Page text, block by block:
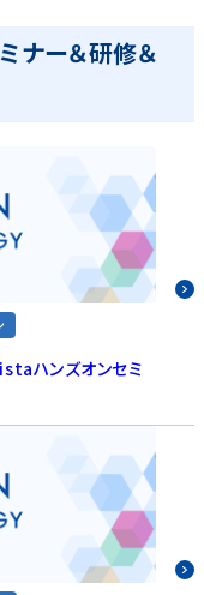
ナー＆研修＆
ハンズオンセミ